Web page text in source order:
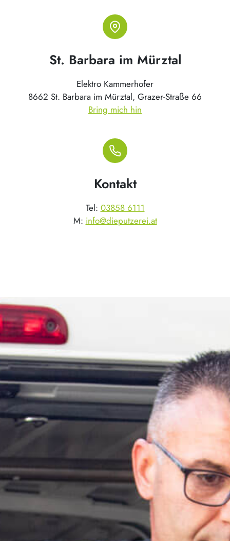
St. Barbara im Mürztal
Elektro Kammerhofer
8662 St. Barbara im Mürztal, Grazer-Straße 66
Bring mich hin
Kontakt
Tel: 03858 6111
M: info@dieputzerei.at